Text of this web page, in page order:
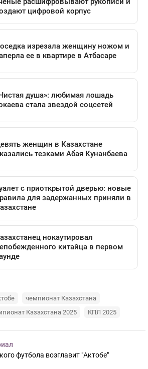
чемпионат Казахстана
Казахстана 2025 КПЛ 2025
футбола возглавит "Актобе"